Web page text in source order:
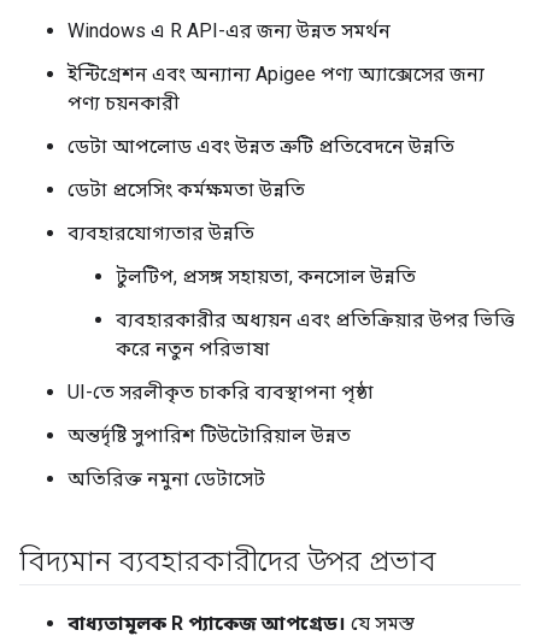
Windows এ R API-এর জন্য উন্নত সমর্থন
ইন্টিগ্রেশন এবং অন্যান্য Apigee পণ্য অ্যাক্সেসের জন্য
পণ্য চয়নকারী
ডেটা আপলোড এবং উন্নত ত্রুটি প্রতিবেদনে উন্নতি
ডেটা প্রসেসিং কর্মক্ষমতা উন্নতি
ব্যবহারযোগ্যতার উন্নতি
টুলটিপ, প্রসঙ্গ সহায়তা, কনসোল উন্নতি
ব্যবহারকারীর অধ্যয়ন এবং প্রতিক্রিয়ার উপর ভিত্তি
করে নতুন পরিভাষা
UI-তে সরলীকৃত চাকরি ব্যবস্থাপনা পৃষ্ঠা
অন্তর্দৃষ্টি সুপারিশ টিউটোরিয়াল উন্নত
অতিরিক্ত নমুনা ডেটাসেট
বিদ্যমান ব্যবহারকারীদের উপর প্রভাব
বাধ্যতামূলক R প্যাকেজ আপগ্রেড। যে সমস্ত